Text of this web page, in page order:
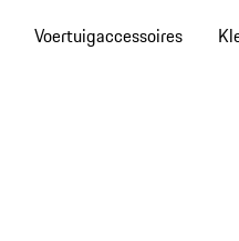
Voertuigaccessoires